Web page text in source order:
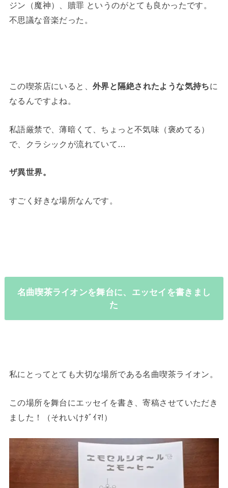
ジン（魔神）、贖罪 というのがとても良かったです。
不思議な音楽だった。
この喫茶店にいると、外界と隔絶されたような気持ちに
なるんですよね。
私語厳禁で、薄暗くて、ちょっと不気味（褒めてる）
で、クラシックが流れていて…
ザ異世界。
すごく好きな場所なんです。
名曲喫茶ライオンを舞台に、エッセイを書きまし
た
私にとってとても大切な場所である名曲喫茶ライオン。
この場所を舞台にエッセイを書き、寄稿させていただき
ました！（それいけﾀﾞｲﾏ!）